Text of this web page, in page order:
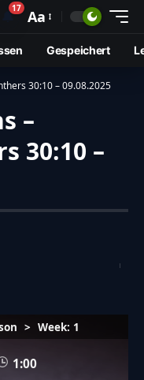
🔔17 Aa
Gespeichert
30:10 – 09.08.2025
–
30:10 –
> Week: 1
1:00